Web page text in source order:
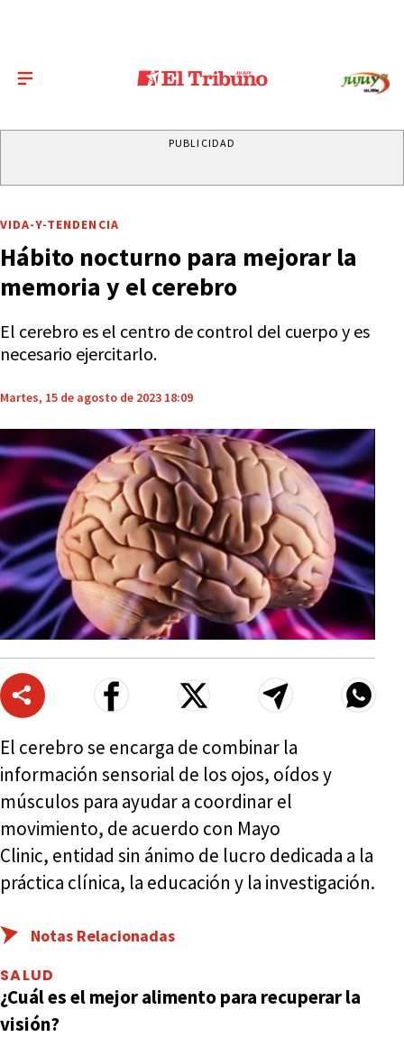
PUBLICIDAD
VIDA-Y-TENDENCIA
Hábito nocturno para mejorar la
memoria y el cerebro
El cerebro es el centro de control del cuerpo y es
necesario ejercitarlo.
Martes, 15 de agosto de 2023 18:09
El cerebro se encarga de combinar la
información sensorial de los ojos, oídos y
músculos para ayudar a coordinar el
movimiento, de acuerdo con Mayo
Clinic, entidad sin ánimo de lucro dedicada a la
práctica clínica, la educación y la investigación.
Notas Relacionadas
SALUD
¿Cuál es el mejor alimento para recuperar la
visión?